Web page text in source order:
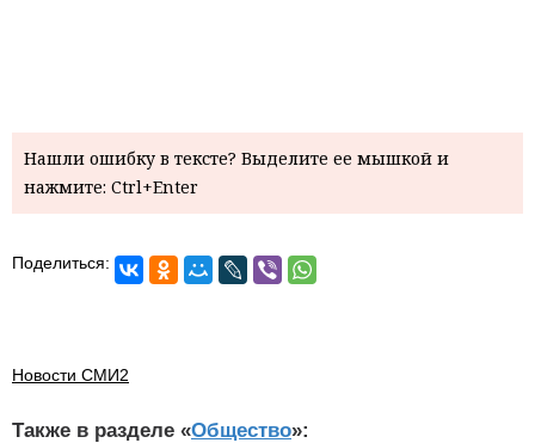
Нашли ошибку в тексте? Выделите ее мышкой и
нажмите: Ctrl+Enter
Поделиться:
Новости СМИ2
Также в разделе «Общество»: